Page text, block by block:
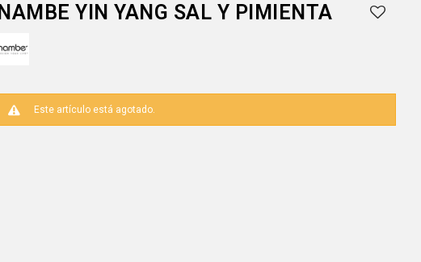
NAMBE YIN YANG SAL Y PIMIENTA
Este artículo está agotado.